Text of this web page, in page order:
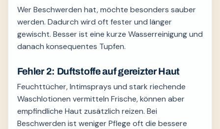
Wer Beschwerden hat, möchte besonders sauber
werden. Dadurch wird oft fester und länger
gewischt. Besser ist eine kurze Wasserreinigung und
danach konsequentes Tupfen.
Fehler 2: Duftstoffe auf gereizter Haut
Feuchttücher, Intimsprays und stark riechende
Waschlotionen vermitteln Frische, können aber
empfindliche Haut zusätzlich reizen. Bei
Beschwerden ist weniger Pflege oft die bessere